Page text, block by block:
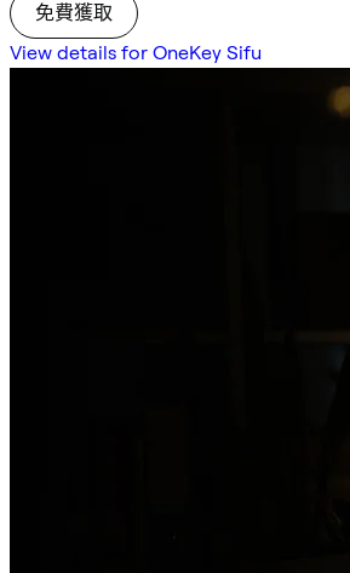
免費獲取
View details for OneKey Sifu